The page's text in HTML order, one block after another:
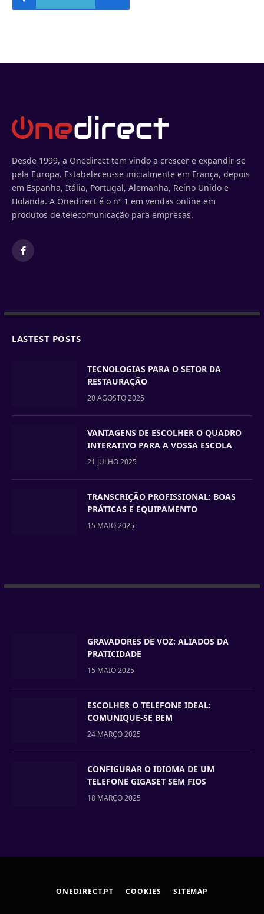
Desde 1999, a Onedirect tem vindo a crescer e expandir-se
pela Europa. Estabeleceu-se inicialmente em França, depois
em Espanha, Itália, Portugal, Alemanha, Reino Unido e
Holanda. A Onedirect é o nº 1 em vendas online em
produtos de telecomunicação para empresas.
Facebook
LASTEST POSTS
TECNOLOGIAS PARA O SETOR DA
RESTAURAÇÃO
20 AGOSTO 2025
VANTAGENS DE ESCOLHER O QUADRO
INTERATIVO PARA A VOSSA ESCOLA
21 JULHO 2025
TRANSCRIÇÃO PROFISSIONAL: BOAS
PRÁTICAS E EQUIPAMENTO
15 MAIO 2025
GRAVADORES DE VOZ: ALIADOS DA
PRATICIDADE
15 MAIO 2025
ESCOLHER O TELEFONE IDEAL:
COMUNIQUE-SE BEM
24 MARÇO 2025
CONFIGURAR O IDIOMA DE UM
TELEFONE GIGASET SEM FIOS
18 MARÇO 2025
ONEDIRECT.PT COOKIES SITEMAP